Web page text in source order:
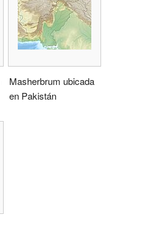
Masherbrum ubicada
en Pakistán